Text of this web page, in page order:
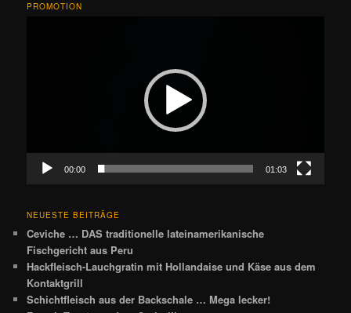
PROMOTION
00:00 01:03
NEUESTE BEITRÄGE
Ceviche … DAS traditionelle lateinamerikanische
Fischgericht aus Peru
Hackfleisch-Lauchgratin mit Hollandaise und Käse aus dem
Kontaktgrill
Schichtfleisch aus der Backschale … Mega lecker!